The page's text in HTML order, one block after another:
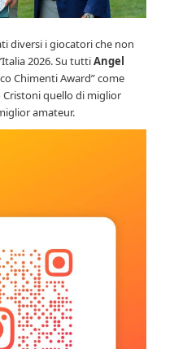
diversi i giocatori che non
2026. Su tuttiAngel
Chimenti Award” come
quello di miglior
amateur.